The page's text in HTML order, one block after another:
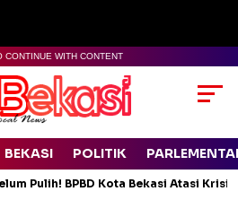
CONTINUE WITH CONTENT
BEKASI POLITIK
Pulih! BPBD Kota Bekasi Atasi